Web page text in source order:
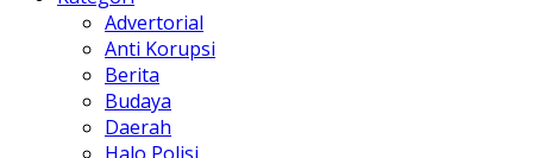
Advertorial
Anti Korupsi
Berita
Budaya
Daerah